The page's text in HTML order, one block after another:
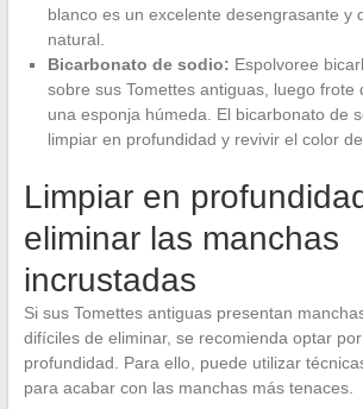
blanco es un excelente desengrasante y
natural.
Bicarbonato de sodio: Espolvoree
sobre sus Tomettes antiguas, luego frote
una esponja húmeda. El bicarbonato de
limpiar en profundidad y revivir el color
Limpiar en
eliminar las manchas
incrustadas
Si sus Tomettes antiguas presentan
difíciles de eliminar, se recomienda optar
profundidad. Para ello, puede utilizar
para acabar con las manchas más tenaces.